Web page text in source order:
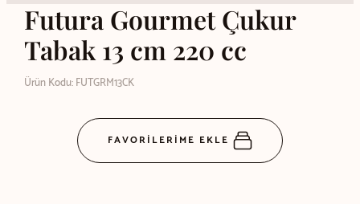
Futura Gourmet Çukur
Tabak 13 cm 220 cc
Ürün Kodu: FUTGRM13CK
FAVORİLERİME EKLE